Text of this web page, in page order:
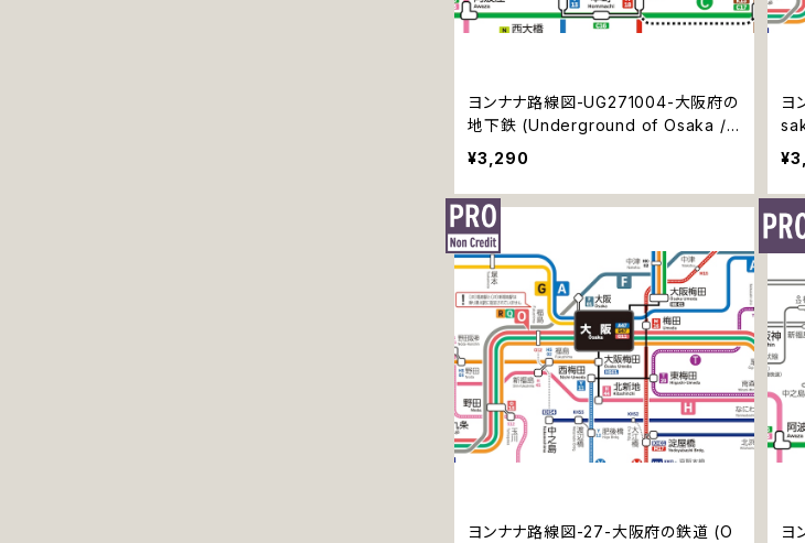
ヨンナナ路線図-UG271004-大阪府の
地下鉄 (Underground of Osaka /
デジタル / LT-NC)
¥3,290
ヨ
ヨンナナ路線図-27-大阪府の鉄道 (O
ヨ